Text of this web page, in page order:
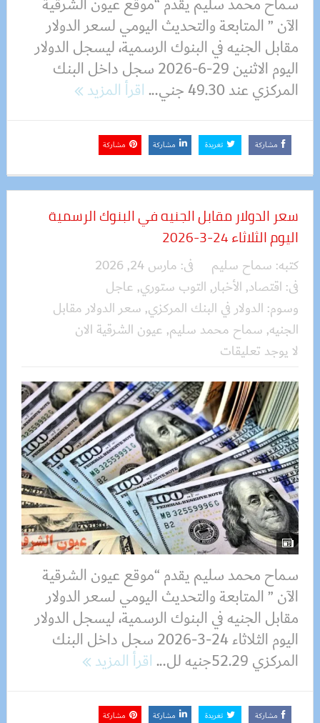
الآن ” المتابعة والتحديث اليومي لسعر الدولار
مقابل الجنيه في البنوك الرسمية، ليسجل الدولار
اليوم الاثنين 29-6-2026 سجل داخل البنك
المركزي عند 49.30 جني...
اقرأ المزيد
مشاركة تغريدة مشاركة مشاركة
سعر الدولار مقابل الجنيه في البنوك الرسمية
اليوم الثلاثاء 24-3-2026
كتبه: سماح سليم فى: مارس 24, 2026
فى: اقتصاد, الأخبار, التوب ستوري, عاجل
وسوم: الدولار في البنك المركزي, سعر الدولار مقابل
الجنيه, سماح محمد سليم, عيون الشرقية الان
لا يوجد تعليقات
سماح محمد سليم يقدم “موقع عيون الشرقية
الآن ” المتابعة والتحديث اليومي لسعر الدولار
مقابل الجنيه في البنوك الرسمية، ليسجل الدولار
اليوم الثلاثاء 24-3-2026 سجل داخل البنك
المركزي 52.29جنيه لل...
اقرأ المزيد
مشاركة تغريدة مشاركة مشاركة